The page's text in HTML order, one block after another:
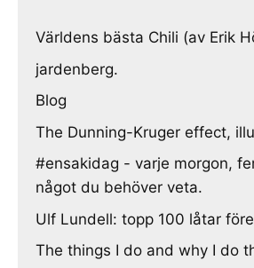
Världens bästa Chili (av Erik
jardenberg.
Blog
The Dunning-Kruger effect,
#ensakidag - varje morgon,
något du behöver veta.
Ulf Lundell: topp 100 låtar
The things I do and why I do